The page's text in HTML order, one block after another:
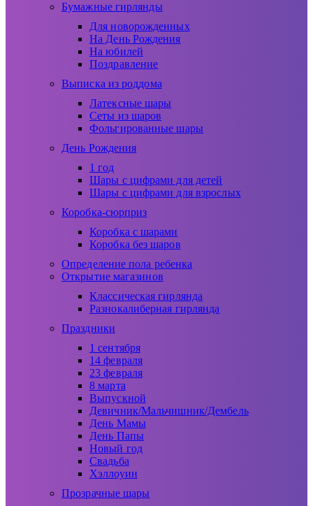
Бумажные гирлянды
Для новорожденных
На День Рождения
На юбилей
Поздравление
Выписка из роддома
Латексные шары
Сеты из шаров
Фольгированные шары
День Рождения
1 год
Шары с цифрами для детей
Шары с цифрами для взрослых
Коробка-сюрприз
Коробка с шарами
Коробка без шаров
Определение пола ребенка
Открытие магазинов
Классическая гирлянда
Разнокалиберная гирлянда
Праздники
1 сентября
14 февраля
23 февраля
8 марта
Выпускной
Девичник/Мальчишник/Дембель
День Мамы
День Папы
Новый год
Свадьба
Хэллоуин
Прозрачные шары